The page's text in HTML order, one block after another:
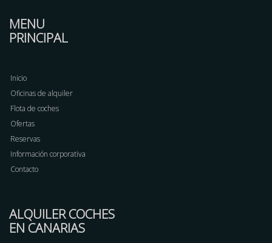
MENU
PRINCIPAL
Inicio
Oficinas de alquiler
Flota de coches
Ofertas
Reservas
Información corporativa
Contacto
ALQUILER COCHES
EN CANARIAS